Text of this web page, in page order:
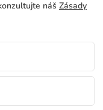
prístup na portál
náš Zásady